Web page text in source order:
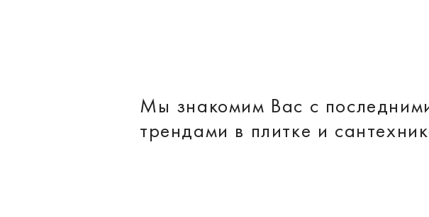
Мы знакомим Вас с
трендами в плитке и